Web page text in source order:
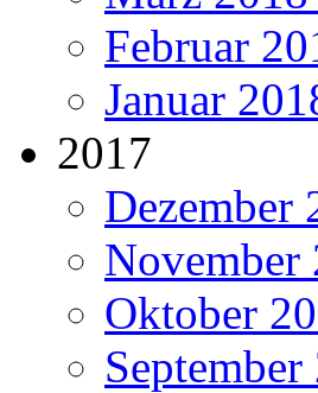
Februar
Januar
2017
Dezember
November
Oktober